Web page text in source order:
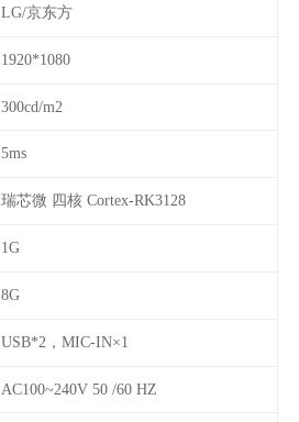
LG/京东方
1920*1080
300cd/m2
5ms
瑞芯微 四核 Cortex-RK3128
1G
8G
USB*2，MIC-IN×1
AC100~240V 50 /60 HZ